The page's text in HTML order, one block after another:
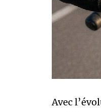
Avec